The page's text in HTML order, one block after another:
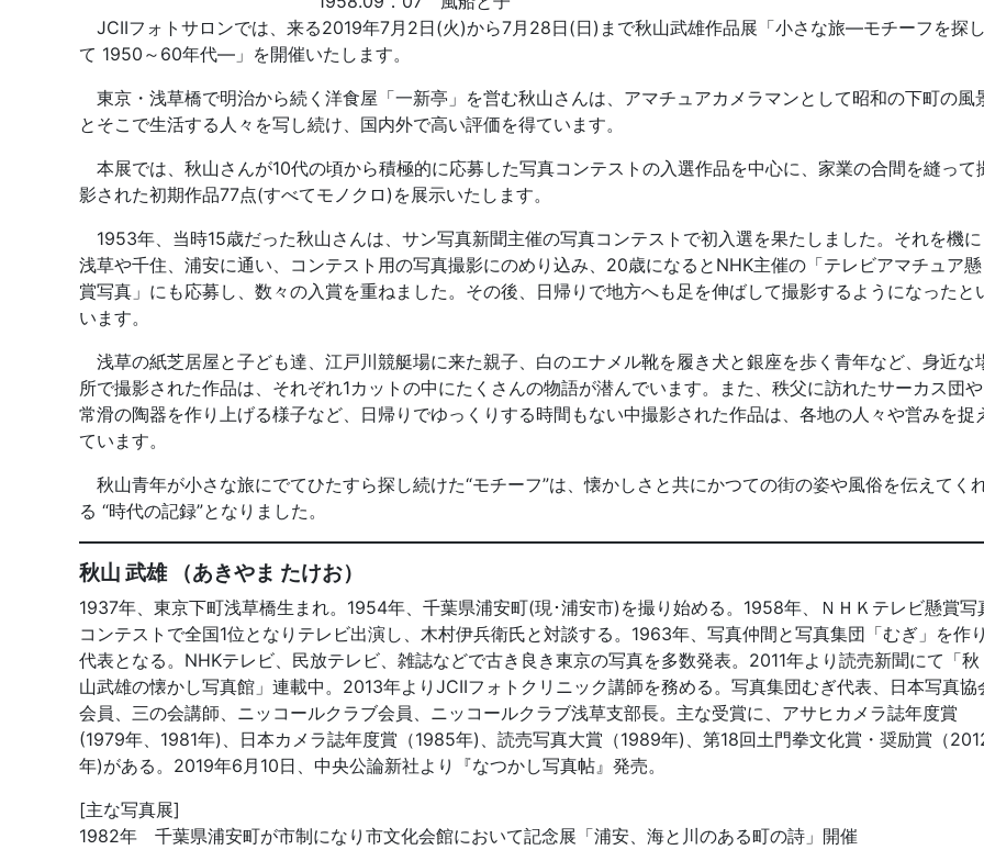
JCIIフォトサロンでは、来る2019年7月2日(火)から7月28日(日)まで秋山武雄作品展「小さな旅―モチーフを探
て 1950～60年代―」を開催いたします。
東京・浅草橋で明治から続く洋食屋「一新亭」を営む秋山さんは、アマチュアカメラマンとして昭和の下町の風
とそこで生活する人々を写し続け、国内外で高い評価を得ています。
本展では、秋山さんが10代の頃から積極的に応募した写真コンテストの入選作品を中心に、家業の合間を縫って
影された初期作品77点(すべてモノクロ)を展示いたします。
1953年、当時15歳だった秋山さんは、サン写真新聞主催の写真コンテストで初入選を果たしました。それを機に
浅草や千住、浦安に通い、コンテスト用の写真撮影にのめり込み、20歳になるとNHK主催の「テレビアマチュア懸
賞写真」にも応募し、数々の入賞を重ねました。その後、日帰りで地方へも足を伸ばして撮影するようになったと
います。
浅草の紙芝居屋と子ども達、江戸川競艇場に来た親子、白のエナメル靴を履き犬と銀座を歩く青年など、身近な
所で撮影された作品は、それぞれ1カットの中にたくさんの物語が潜んでいます。また、秩父に訪れたサーカス団や
常滑の陶器を作り上げる様子など、日帰りでゆっくりする時間もない中撮影された作品は、各地の人々や営みを捉
ています。
秋山青年が小さな旅にでてひたすら探し続けた“モチーフ”は、懐かしさと共にかつての街の姿や風俗を伝えてく
る “時代の記録”となりました。
秋山 武雄 （あきやま たけお）
1937年、東京下町浅草橋生まれ。1954年、千葉県浦安町(現･浦安市)を撮り始める。1958年、ＮＨＫテレビ懸賞写
コンテストで全国1位となりテレビ出演し、木村伊兵衛氏と対談する。1963年、写真仲間と写真集団「むぎ」を作
代表となる。NHKテレビ、民放テレビ、雑誌などで古き良き東京の写真を多数発表。2011年より読売新聞にて「秋
山武雄の懐かし写真館」連載中。2013年よりJCIIフォトクリニック講師を務める。写真集団むぎ代表、日本写真協
会員、三の会講師、ニッコールクラブ会員、ニッコールクラブ浅草支部長。主な受賞に、アサヒカメラ誌年度賞
(1979年、1981年)、日本カメラ誌年度賞（1985年)、読売写真大賞（1989年)、第18回土門拳文化賞・奨励賞（
年)がある。2019年6月10日、中央公論新社より『なつかし写真帖』発売。
[主な写真展]
1982年 千葉県浦安町が市制になり市文化会館において記念展「浦安、海と川のある町の詩」開催